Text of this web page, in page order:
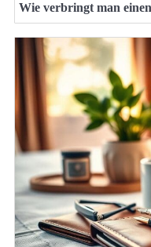
Wie verbringt man